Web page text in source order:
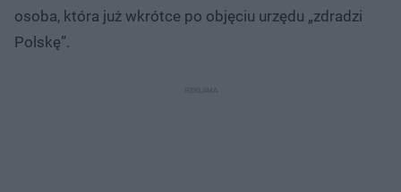
osoba, która już wkrótce po objęciu urzędu „zdradzi
Polskę”.